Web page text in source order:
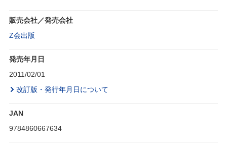
販売会社／発売会社
Z会出版
発売年月日
2011/02/01
改訂版・発行年月日について
JAN
9784860667634